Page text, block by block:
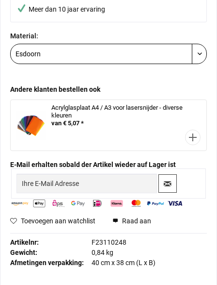
Meer dan 10 jaar ervaring
Material:
Andere klanten bestellen ook
Acrylglasplaat A4 / A3 voor lasersnijder - diverse
kleuren
van € 5,07 *
E-Mail erhalten sobald der Artikel wieder auf Lager ist
Toevoegen aan watchlist Raad aan
Artikelnr:
F23110248
Gewicht:
0,84 kg
Afmetingen verpakking:
40 cmx38 cm (L x B)